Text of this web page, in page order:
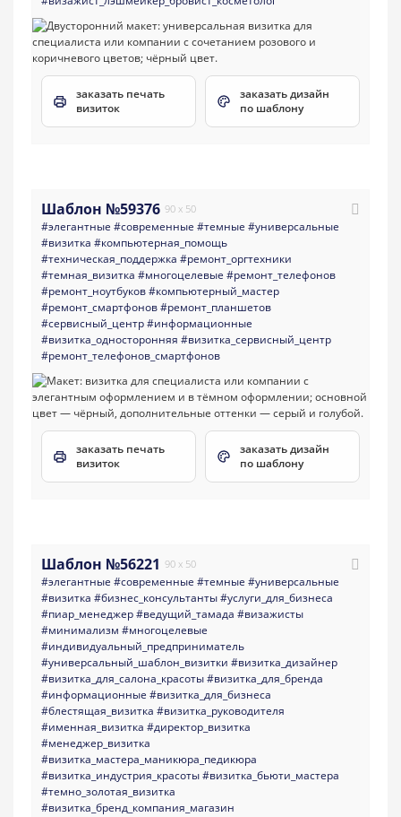
заказать печать
визиток
заказать дизайн
по шаблону
Шаблон №59376 90 x 50
#элегантные #современные #темные #универсальные
#визитка #компьютерная_помощь
#техническая_поддержка #ремонт_оргтехники
#темная_визитка #многоцелевые #ремонт_телефонов
#ремонт_ноутбуков#компьютерный_мастер
#ремонт_смартфонов#ремонт_планшетов
#сервисный_центр#информационные
#визитка_односторонняя #визитка_сервисный_центр
#ремонт_телефонов_смартфонов
заказать печать
визиток
заказать дизайн
по шаблону
Шаблон №56221 90 x 50
#элегантные #современные #темные #универсальные
#визитка #бизнес_консультанты#услуги_для_бизнеса
#пиар_менеджер#ведущий_тамада #визажисты
#минимализм #многоцелевые
#индивидуальный_предприниматель
#универсальный_шаблон_визитки #визитка_дизайнер
#визитка_для_салона_красоты#визитка_для_бренда
#информационные #визитка_для_бизнеса
#блестящая_визитка #визитка_руководителя
#именная_визитка #директор_визитка
#менеджер_визитка
#визитка_мастера_маникюра_педикюра
#визитка_индустрия_красоты#визитка_бьюти_мастера
#темно_золотая_визитка
#визитка_бренд_компания_магазин